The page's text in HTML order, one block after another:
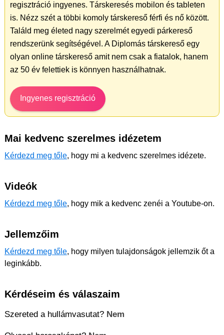
regisztráció ingyenes. Társkeresés mobilon és tableten
is. Nézz szét a többi komoly társkereső férfi és nő között.
Találd meg életed nagy szerelmét egyedi párkereső
rendszerünk segítségével. A Diplomás társkereső egy
olyan online társkereső amit nem csak a fiatalok, hanem
az 50 év felettiek is könnyen használhatnak.
Ingyenes regisztráció
Mai kedvenc szerelmes idézetem
Kérdezd meg tőle, hogy mi a kedvenc szerelmes idézete.
Videók
Kérdezd meg tőle, hogy mik a kedvenc zenéi a Youtube-on.
Jellemzőim
Kérdezd meg tőle, hogy milyen tulajdonságok jellemzik őt a
leginkább.
Kérdéseim és válaszaim
Szereted a hullámvasutat? Nem